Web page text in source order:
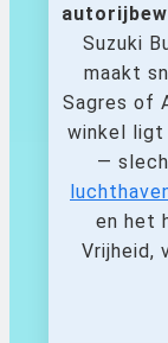
Suzuki
maakt
Sagres of
winkel ligt
—
en het
Vrijheid,